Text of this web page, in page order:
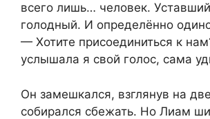
всего лишь… человек.
голодный. И определённо
— Хотите присоединиться к
услышала я свой голос, сама
Он замешкался, взглянув на
собирался сбежать. Но Лиам